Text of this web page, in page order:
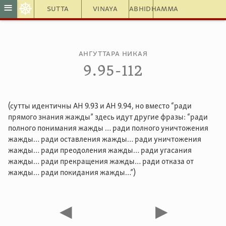
Sutta Vinaya Abhidhamma
≡ ☸
Ангуттара Никая
9.95-112
(сутты идентичны АН 9.93 и АН 9.94, но вместо “ради
прямого знания жажды” здесь идут другие фразы: “ради
полного понимания жажды … ради полного уничтожения
жажды… ради оставления жажды… ради уничтожения
жажды… ради преодоления жажды… ради угасания
жажды… ради прекращения жажды… ради отказа от
жажды… ради покидания жажды…”)
◀ ▶